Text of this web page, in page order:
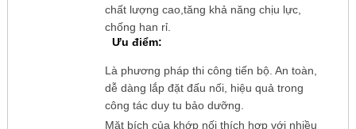
chất lượng cao,tăng khả năng chịu lực,
chống han rỉ.
Ưu điểm:
Là phương pháp thi công tiến bộ. An toàn,
dễ dàng lắp đặt đấu nối, hiệu quả trong
công tác duy tu bảo dưỡng.
Mặt bích của khớp nối thích hợp với nhiều